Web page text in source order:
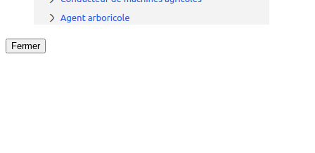
Fermer